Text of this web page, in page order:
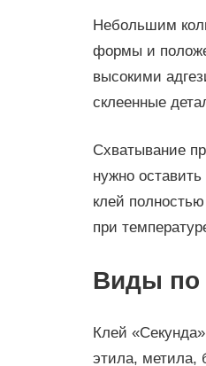
Небольшим
формы и
высокими
склеенные
Схватывание
нужно
клей
при
Виды по
Клей
этила, метила,